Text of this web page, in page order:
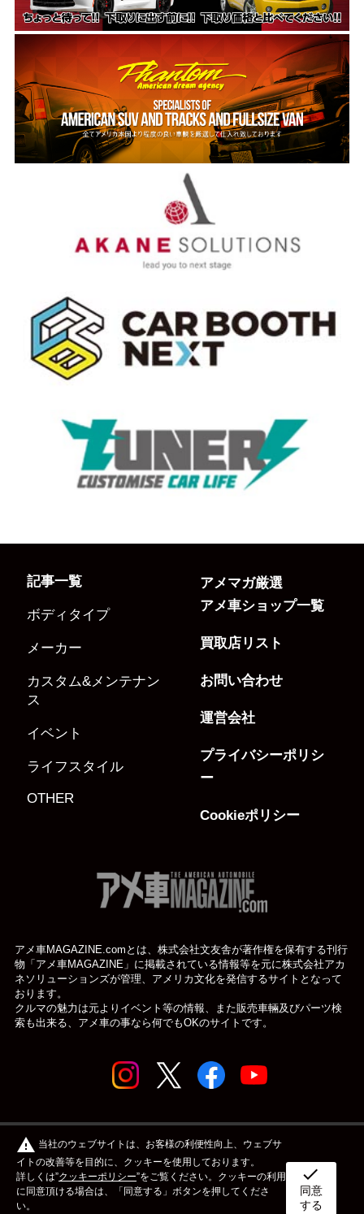
記事一覧
ボディタイプ
メーカー
カスタム&メンテナン
ス
イベント
ライフスタイル
OTHER
アメマガ厳選
アメ車ショップ一覧
買取店リスト
お問い合わせ
運営会社
プライバシーポリシ
ー
Cookieポリシー
アメ車MAGAZINE.comとは、株式会社文友舎が著作権を保有する刊行
物「アメ車MAGAZINE」に掲載されている情報等を元に株式会社アカ
ネソリューションズが管理、アメリカ文化を発信するサイトとなって
おります。
クルマの魅力は元よりイベント等の情報、また販売車輛及びパーツ検
索も出来る、アメ車の事なら何でもOKのサイトです。
© アメ車のWEBマガジン アメ車マガジン公式WEBサイト
ボディタイプ メーカー カスタム&メンテナンス
warning 当社のウェブサイトは、お客様の利便性向上、ウェブサ
イトの改善等を目的に、クッキーを使用しております。
詳しくは”クッキーポリシー”をご覧ください。クッキーの利用
に同意頂ける場合は、「同意する」ボタンを押してくださ
い。
check
同意
する